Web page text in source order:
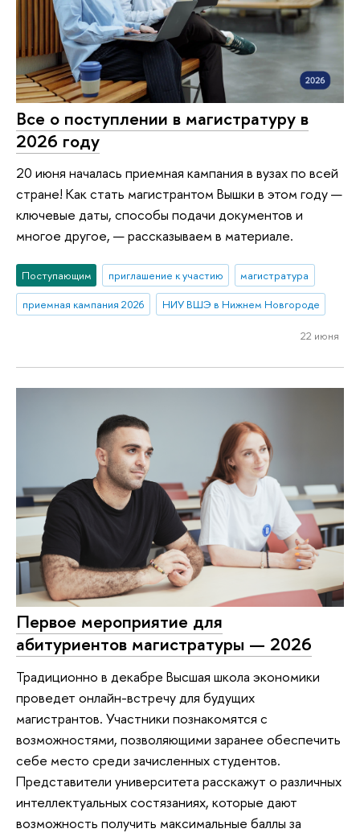
Все о поступлении в магистратуру в
2026 году
20 июня началась приемная кампания в вузах по всей
стране! Как стать магистрантом Вышки в этом году —
ключевые даты, способы подачи документов и
многое другое, — рассказываем в материале.
Поступающим приглашение к участию
магистратура
приемная кампания 2026
НИУ ВШЭ в Нижнем Новгороде
22 июня
Первое мероприятие для
абитуриентов магистратуры — 2026
Традиционно в декабре Высшая школа экономики
проведет онлайн-встречу для будущих
магистрантов. Участники познакомятся с
возможностями, позволяющими заранее обеспечить
себе место среди зачисленных студентов.
Представители университета расскажут о различных
интеллектуальных состязаниях, которые дают
возможность получить максимальные баллы за